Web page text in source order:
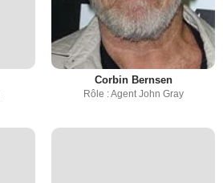
Corbin Bernsen
Rôle : Agent John Gray